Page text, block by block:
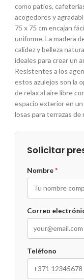
como patios,
acogedores y
75 x 75 cm encajan
uniforme. La madera
calidez y belleza
ideales para crear un
Resistentes a los
estos azulejos son la
de relax al aire libre
espacio exterior en
losas para terrazas de
Solicitar
Nombre*
Correo
Teléfono